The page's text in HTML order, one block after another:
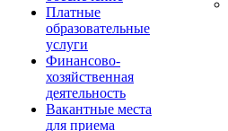
Платные
образовательные
услуги
Финансово-
хозяйственная
деятельность
Вакантные места
для приема